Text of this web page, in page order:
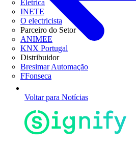
Eletrica
INETE
O electricista
Parceiro do Setor
ANIMEE
KNX Portugal
Distribuidor
Bresimar Automação
FFonseca
Voltar para Notícias